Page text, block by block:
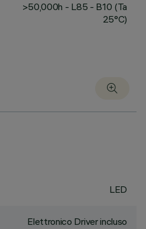
>50,000h - L85 - B10 (Ta
25°C)
LED
Elettronico Driver incluso